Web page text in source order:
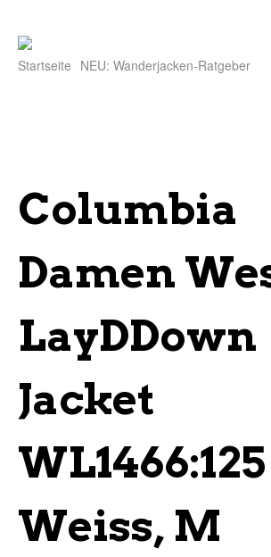
Startseite NEU: Wanderjacken-Ratgeber
Columbia
Damen
LayDDown
Jacket
Weiss, M